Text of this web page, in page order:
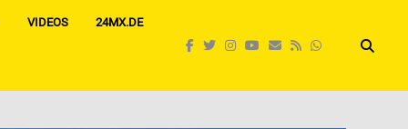
VIDEOS 24MX.DE